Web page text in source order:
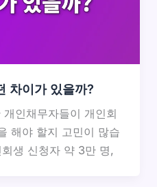
차이가 있을까?
인채무자들이 개인회
해야 할지 고민이 많습
생 신청자 약 3만 명,